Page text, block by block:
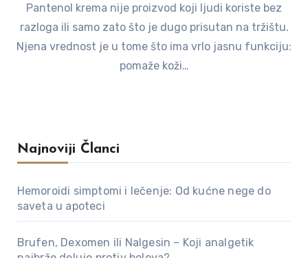
Pantenol krema nije proizvod koji ljudi koriste bez
razloga ili samo zato što je dugo prisutan na tržištu.
Njena vrednost je u tome što ima vrlo jasnu funkciju:
pomaže koži…
Najnoviji Članci
Hemoroidi simptomi i lečenje: Od kućne nege do
saveta u apoteci
Brufen, Dexomen ili Nalgesin – Koji analgetik